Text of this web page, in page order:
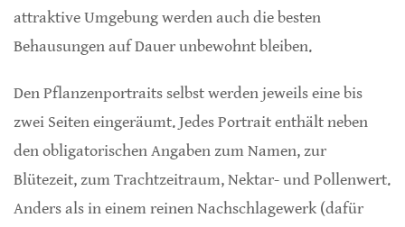
attraktive Umgebung werden auch die besten
Behausungen auf Dauer unbewohnt bleiben.
Den Pflanzenportraits selbst werden jeweils eine bis
zwei Seiten eingeräumt. Jedes Portrait enthält neben
den obligatorischen Angaben zum Namen, zur
Blütezeit, zum Trachtzeitraum, Nektar- und Pollenwert.
Anders als in einem reinen Nachschlagewerk (dafür